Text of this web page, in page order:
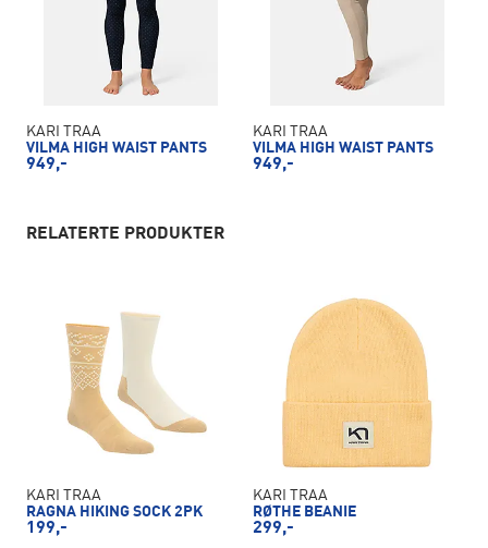
KARI TRAA
VILMA HIGH WAIST PANTS
949,-
KARI TRAA
VILMA HIGH WAIST PANTS
949,-
RELATERTE PRODUKTER
KARI TRAA
RAGNA HIKING SOCK 2PK
199,-
KARI TRAA
RØTHE BEANIE
299,-